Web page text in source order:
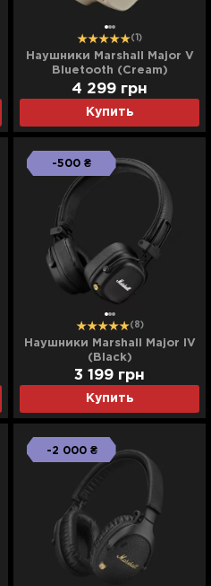
(1)
Наушники Marshall Major V
Bluetooth (Cream)
Купить
4 299 грн
-500 ₴
(8)
Наушники Marshall Major IV
(Black)
Купить
3 199 грн
-2 000 ₴